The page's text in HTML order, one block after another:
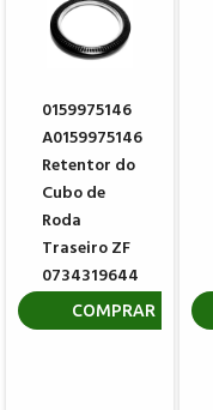
0159975146
A0159975146
Retentor do
Cubo de
Roda
Traseiro ZF
0734319644
R$ 783,87
COMPRAR